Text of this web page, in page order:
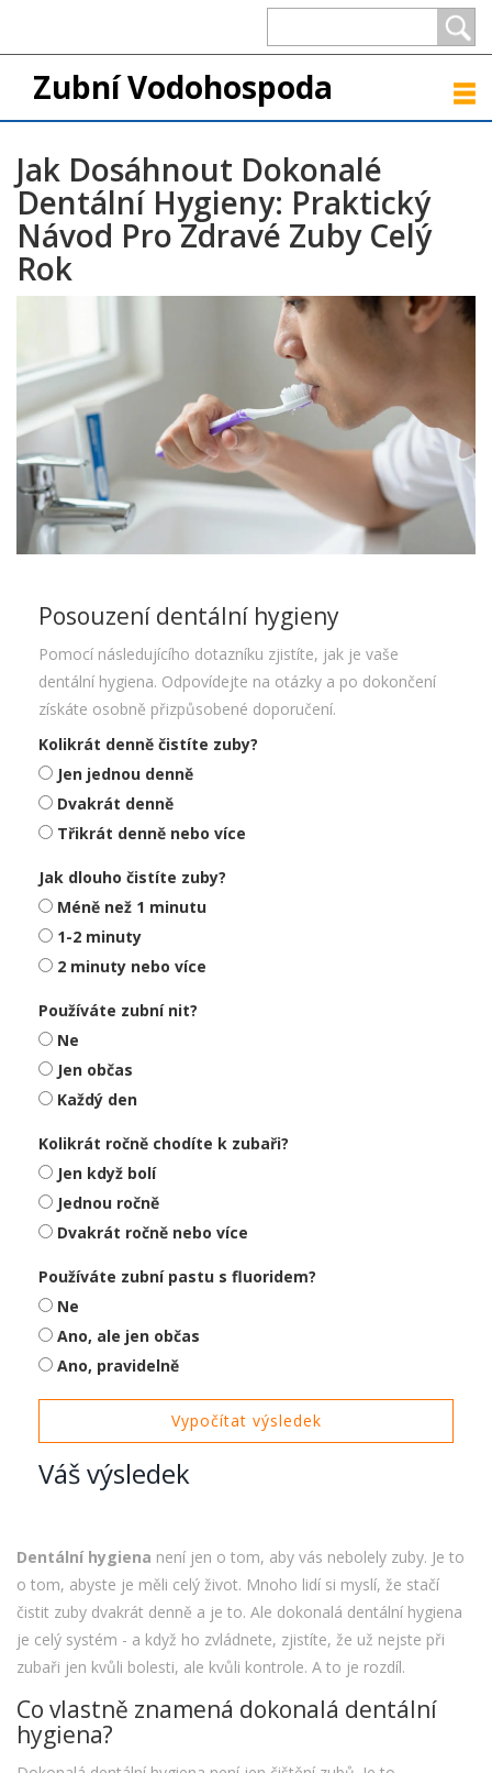
Zubní Vodohospoda
Jak Dosáhnout Dokonalé
Dentální Hygieny: Praktický
Návod Pro Zdravé Zuby Celý
Rok
Posouzení dentální hygieny
Pomocí následujícího dotazníku zjistíte, jak je vaše
dentální hygiena. Odpovídejte na otázky a po dokončení
získáte osobně přizpůsobené doporučení.
Kolikrát denně čistíte zuby?
Jen jednou denně
Dvakrát denně
Třikrát denně nebo více
Jak dlouho čistíte zuby?
Méně než 1 minutu
1-2 minuty
2 minuty nebo více
Používáte zubní nit?
Ne
Jen občas
Každý den
Kolikrát ročně chodíte k zubaři?
Jen když bolí
Jednou ročně
Dvakrát ročně nebo více
Používáte zubní pastu s fluoridem?
Ne
Ano, ale jen občas
Ano, pravidelně
Vypočítat výsledek
Váš výsledek
Dentální hygiena není jen o tom, aby vás nebolely zuby. Je to
o tom, abyste je měli celý život. Mnoho lidí si myslí, že stačí
čistit zuby dvakrát denně a je to. Ale dokonalá dentální hygiena
je celý systém - a když ho zvládnete, zjistíte, že už nejste při
zubaři jen kvůli bolesti, ale kvůli kontrole. A to je rozdíl.
Co vlastně znamená dokonalá dentální
hygiena?